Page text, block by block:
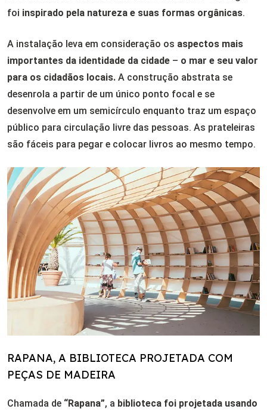
foi inspirado pela natureza e suas formas orgânicas.
A instalação leva em consideração os aspectos mais
importantes da identidade da cidade – o mar e seu valor
para os cidadãos locais. A construção abstrata se
desenrola a partir de um único ponto focal e se
desenvolve em um semicírculo enquanto traz um espaço
público para circulação livre das pessoas. As prateleiras
são fáceis para pegar e colocar livros ao mesmo tempo.
RAPANA, A BIBLIOTECA PROJETADA COM
PEÇAS DE MADEIRA
Chamada de “Rapana”, a biblioteca foi projetada usando